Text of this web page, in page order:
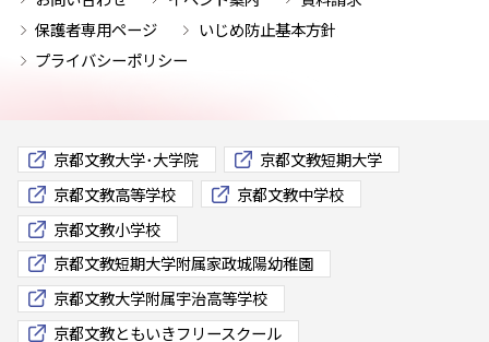
保護者専用ページ
いじめ防止基本方針
プライバシーポリシー
京都文教大学･大学院
京都文教短期大学
京都文教高等学校
京都文教中学校
京都文教小学校
京都文教短期大学附属家政城陽幼稚園
京都文教大学附属宇治高等学校
京都文教ともいきフリースクール